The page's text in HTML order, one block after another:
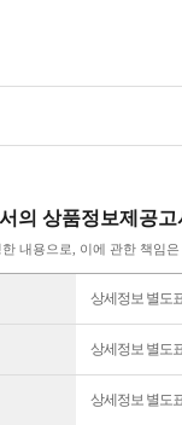
의 상품정보제공고
내용으로, 이에 관한 책임
상세정보 별도
상세정보 별도
상세정보 별도